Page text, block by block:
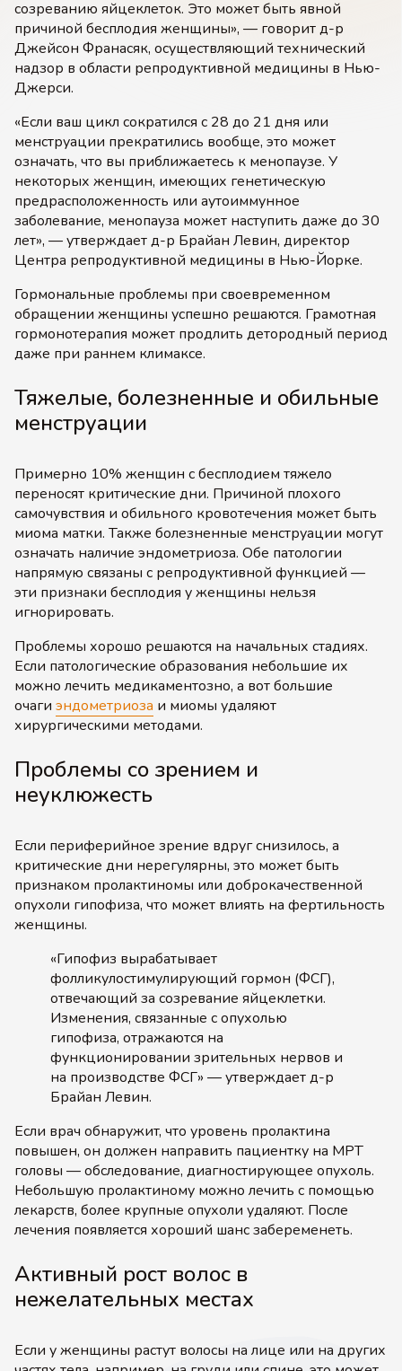
созреванию яйцеклеток. Это может быть явной
причиной бесплодия женщины», — говорит д-р
Джейсон Франасяк, осуществляющий технический
надзор в области репродуктивной медицины в Нью-
Джерси.
«Если ваш цикл сократился с 28 до 21 дня или
менструации прекратились вообще, это может
означать, что вы приближаетесь к менопаузе. У
некоторых женщин, имеющих генетическую
предрасположенность или аутоиммунное
заболевание, менопауза может наступить даже до 30
лет», — утверждает д-р Брайан Левин, директор
Центра репродуктивной медицины в Нью-Йорке.
Гормональные проблемы при своевременном
обращении женщины успешно решаются. Грамотная
гормонотерапия может продлить детородный период
даже при раннем климаксе.
Тяжелые, болезненные и обильные
менструации
Примерно 10% женщин с бесплодием тяжело
переносят критические дни. Причиной плохого
самочувствия и обильного кровотечения может быть
миома матки. Также болезненные менструации могут
означать наличие эндометриоза. Обе патологии
напрямую связаны с репродуктивной функцией —
эти признаки бесплодия у женщины нельзя
игнорировать.
Проблемы хорошо решаются на начальных стадиях.
Если патологические образования небольшие их
можно лечить медикаментозно, а вот большие
очаги эндометриоза и миомы удаляют
хирургическими методами.
Проблемы со зрением и
неуклюжесть
Если периферийное зрение вдруг снизилось, а
критические дни нерегулярны, это может быть
признаком пролактиномы или доброкачественной
опухоли гипофиза, что может влиять на фертильность
женщины.
«Гипофиз вырабатывает
фолликулостимулирующий гормон (ФСГ),
отвечающий за созревание яйцеклетки.
Изменения, связанные с опухолью
гипофиза, отражаются на
функционировании зрительных нервов и
на производстве ФСГ» — утверждает д-р
Брайан Левин.
Если врач обнаружит, что уровень пролактина
повышен, он должен направить пациентку на МРТ
головы — обследование, диагностирующее опухоль.
Небольшую пролактиному можно лечить с помощью
лекарств, более крупные опухоли удаляют. После
лечения появляется хороший шанс забеременеть.
Активный рост волос в
нежелательных местах
Если у женщины растут волосы на лице или на других